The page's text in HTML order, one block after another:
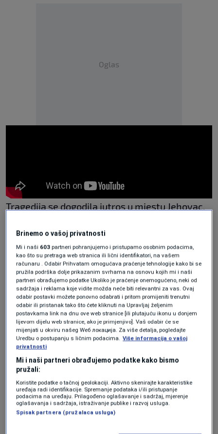
Oglas
Tragedija se dogodila jutros u mjestu Jehovac,
uže porodice. Prema nezvaničnim
informacijama, ubijena je njegova punica, dok
je supruga zadobila povrede.
Ubistvo i ranjavanje dva člana uže
porodice u Kiseljaku: Počinitelj u
bjekstvu
CRNA HRONIKA|18. maj.
Iz policije su ranije potvrdili da je do pucnjave
došlo prije osam sati, kada je muškarac
vatrenim oružjem ranio dvije ženske osobe.
Portparol MUP-a Srednjobosanskog kantona
Brinemo o vašoj privatnosti
Mi i naši 603 partneri pohranjujemo i pristupamo osobnim podacima,
kao što su pretraga web stranica ili lični identifikatori, na vašem
računaru . Odabir Prihvatam omogućava praćenje tehnologije kako bi se
pružila podrška dolje prikazanim svrhama na osnovu kojih mi i naši
partneri obrađujemo podatke Ukoliko je praćenje onemogućeno, neki od
sadržaja i reklama koje vidite možda neće biti relevantni za vas. Ovaj
odabir postavki možete ponovno odabrati i pritom promijeniti trenutni
odabir ili pristanak tako što ćete kliknuti na Upravljaj željenim
postavkama link na dnu ove web stranice [ili plutajuću ikonu u donjem
lijevom dijelu web stranice, ako je primjenjivo]. Vaš odabir će se
mijenjati u okviru našeg Wеб локација. Za više detalja, pogledajte
Uredbu o postupanju s ličnim podacima. Više informacija o vašoj
privatnosti
Mi i naši partneri obrađujemo podatke kako bismo
pružali:
Koristite podatke o tačnoj geolokaciji. Aktivno skenirajte karakteristike
uređaja radi identifikacije. Spremanje podataka i/ili pristupanje
podacima na uređaju. Prilagođeno oglašavanje i sadržaj, mjerenje
oglašavanja i sadržaja, istraživanje publike i razvoj usluga.
Spisak partnera (pružalaca usluga)